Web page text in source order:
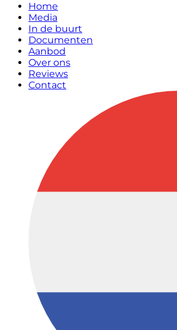
Home
Media
In de buurt
Documenten
Aanbod
Over ons
Reviews
Contact